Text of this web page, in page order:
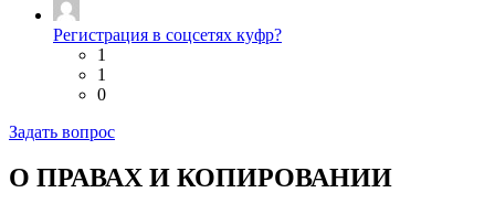
Регистрация в соцсетях куфр?
1
1
0
Задать вопрос
О ПРАВАХ И КОПИРОВАНИИ